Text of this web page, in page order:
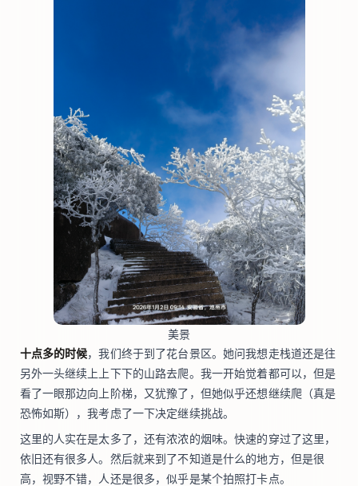
美景
十点多的时候，我们终于到了花台景区。她问我想走栈道还是往
另外一头继续上上下下的山路去爬。我一开始觉着都可以，但是
看了一眼那边向上阶梯，又犹豫了，但她似乎还想继续爬（真是
恐怖如斯），我考虑了一下决定继续挑战。
这里的人实在是太多了，还有浓浓的烟味。快速的穿过了这里，
依旧还有很多人。然后就来到了不知道是什么的地方，但是很
高，视野不错，人还是很多，似乎是某个拍照打卡点。